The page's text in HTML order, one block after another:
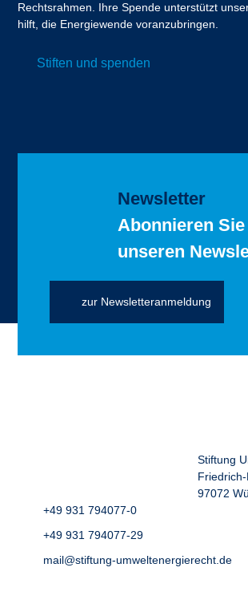
Rechtsrahmen. Ihre Spende unterstützt
hilft, die Energiewende voranzubringen.
Stiften und spenden
Newsletter
Abonnieren Sie
unseren
zur Newsletteranmeldung
Stiftung
97072
+49 931 794077-0
+49 931 794077-29
mail@stiftung-umweltenergierecht.de